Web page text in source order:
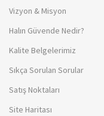
Vizyon & Misyon
Halın Güvende Nedir?
Kalite Belgelerimiz
Sıkça Sorulan Sorular
Satış Noktaları
Site Haritası